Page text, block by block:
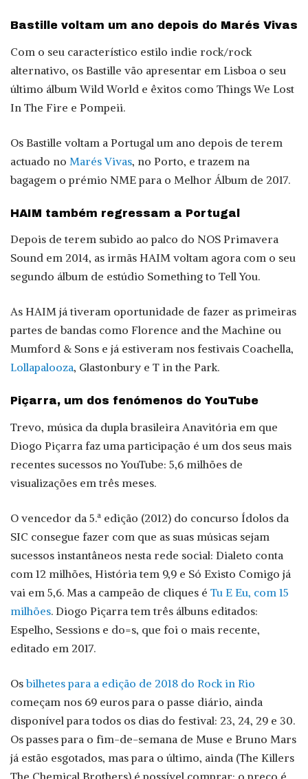
Bastille voltam um ano depois do Marés Vivas
Com o seu característico estilo indie rock/rock
alternativo, os Bastille vão apresentar em Lisboa o seu
último álbum Wild World e êxitos como Things We Lost
In The Fire e Pompeii.
Os Bastille voltam a Portugal um ano depois de terem
actuado no Marés Vivas, no Porto, e trazem na
bagagem o prémio NME para o Melhor Álbum de 2017.
HAIM também regressam a Portugal
Depois de terem subido ao palco do NOS Primavera
Sound em 2014, as irmãs HAIM voltam agora com o seu
segundo álbum de estúdio Something to Tell You.
As HAIM já tiveram oportunidade de fazer as primeiras
partes de bandas como Florence and the Machine ou
Mumford & Sons e já estiveram nos festivais Coachella,
Lollapalooza, Glastonbury e T in the Park.
Piçarra, um dos fenómenos do YouTube
Trevo, música da dupla brasileira Anavitória em que
Diogo Piçarra faz uma participação é um dos seus mais
recentes sucessos no YouTube: 5,6 milhões de
visualizações em três meses.
O vencedor da 5.ª edição (2012) do concurso Ídolos da
SIC consegue fazer com que as suas músicas sejam
sucessos instantâneos nesta rede social: Dialeto conta
com 12 milhões, História tem 9,9 e Só Existo Comigo já
vai em 5,6. Mas a campeão de cliques é Tu E Eu, com 15
milhões. Diogo Piçarra tem três álbuns editados:
Espelho, Sessions e do=s, que foi o mais recente,
editado em 2017.
Osbilhetes para a edição de 2018 do Rock in Rio
começam nos 69 euros para o passe diário, ainda
disponível para todos os dias do festival: 23, 24, 29 e 30.
Os passes para o fim-de-semana de Muse e Bruno Mars
já estão esgotados, mas para o último, ainda (The Killers
The Chemical Brothers) é possível comprar; o preço é